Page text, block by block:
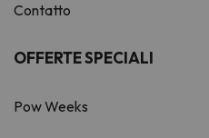
Contatto
OFFERTE SPECIALI
Pow Weeks